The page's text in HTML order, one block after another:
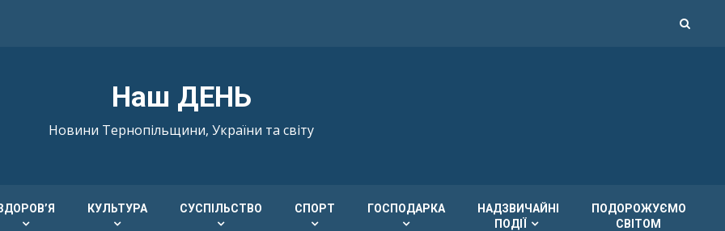
Наш ДЕНЬ
Новини Тернопільщини, України та світу
КУЛЬТУРА СУСПІЛЬСТВО СПОРТ ГОСПОДАРКА
НАДЗВИЧАЙНІ
ПОДІЇ
ПОДОРОЖУЄМО
СВІТОМ